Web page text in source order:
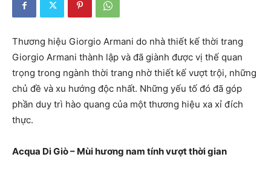
Thương hiệu Giorgio Armani do nhà thiết kế thời trang
Giorgio Armani thành lập và đã giành được vị thế quan
trọng trong ngành thời trang nhờ thiết kế vượt trội, những
chủ đề và xu hướng độc nhất. Những yếu tố đó đã góp
phần duy trì hào quang của một thương hiệu xa xỉ đích
thực.
Acqua Di Giò – Mùi hương nam tính vượt thời gian